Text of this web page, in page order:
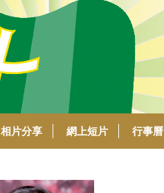
相片分享 網上短片 行事曆